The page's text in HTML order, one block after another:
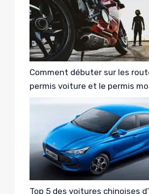
Comment débuter sur les
permis voiture et le permis
Top 5 des voitures chinoises